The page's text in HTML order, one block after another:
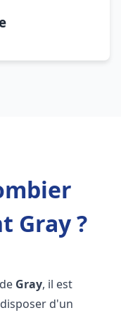
Gray ?
Gray, il est
d'un